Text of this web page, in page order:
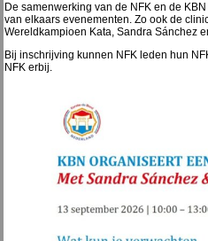
De samenwerking van de NFK en de
van elkaars evenementen. Zo ook de
Wereldkampioen Kata, Sandra Sánchez
Bij inschrijving kunnen NFK leden hun
NFK erbij.